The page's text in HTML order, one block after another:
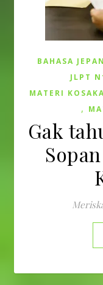
BAHASA
JLPT
MATERI
,
Gak